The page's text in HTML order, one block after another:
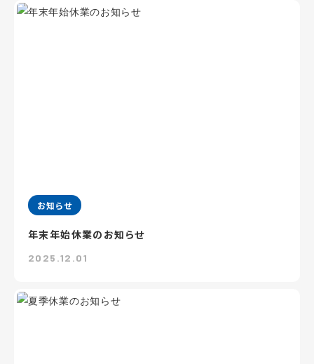
お知らせ
年末年始休業のお知らせ
2025.12.01